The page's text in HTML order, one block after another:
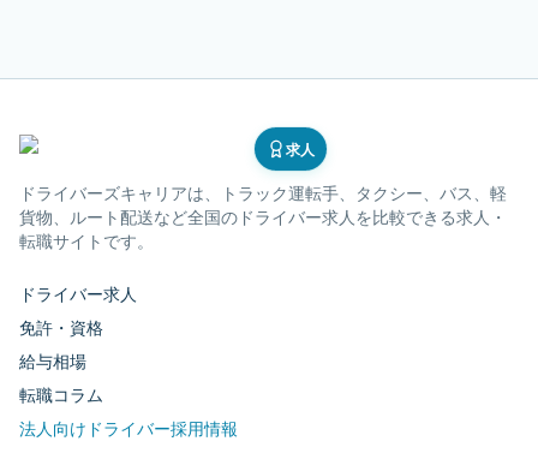
求人
ドライバーズキャリアは、トラック運転手、タクシー、バス、軽
貨物、ルート配送など全国のドライバー求人を比較できる求人・
転職サイトです。
ドライバー求人
免許・資格
給与相場
転職コラム
法人向けドライバー採用情報